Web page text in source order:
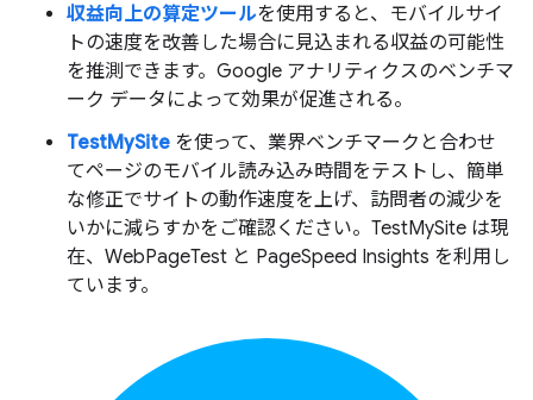
収益向上の算定ツールを使用すると、モバイルサイ
トの速度を改善した場合に見込まれる収益の可能性
を推測できます。Google アナリティクスのベンチマ
ーク データによって効果が促進される。
TestMySite を使って、業界ベンチマークと合わせ
てページのモバイル読み込み時間をテストし、簡単
な修正でサイトの動作速度を上げ、訪問者の減少を
いかに減らすかをご確認ください。TestMySite は現
在、WebPageTest と PageSpeed Insights を利用し
ています。